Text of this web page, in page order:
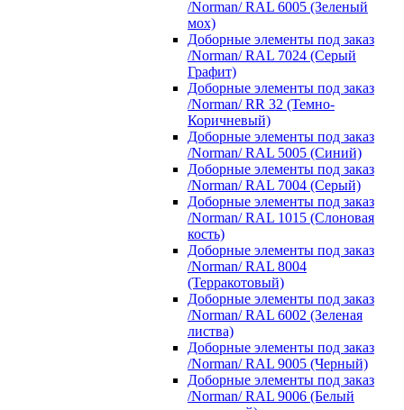
/Norman/ RAL 6005 (Зеленый
мох)
Доборные элементы под заказ
/Norman/ RAL 7024 (Серый
Графит)
Доборные элементы под заказ
/Norman/ RR 32 (Темно-
Коричневый)
Доборные элементы под заказ
/Norman/ RAL 5005 (Синий)
Доборные элементы под заказ
/Norman/ RAL 7004 (Серый)
Доборные элементы под заказ
/Norman/ RAL 1015 (Слоновая
кость)
Доборные элементы под заказ
/Norman/ RAL 8004
(Терракотовый)
Доборные элементы под заказ
/Norman/ RAL 6002 (Зеленая
листва)
Доборные элементы под заказ
/Norman/ RAL 9005 (Черный)
Доборные элементы под заказ
/Norman/ RAL 9006 (Белый